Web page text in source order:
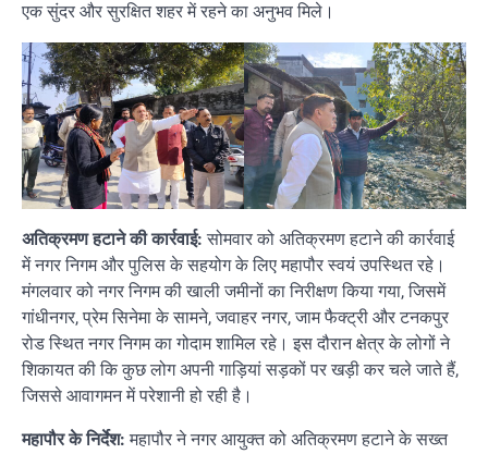
एक सुंदर और सुरक्षित शहर में रहने का अनुभव मिले।
अतिक्रमण हटाने की कार्रवाई: सोमवार को अतिक्रमण हटाने की कार्रवाई
में नगर निगम और पुलिस के सहयोग के लिए महापौर स्वयं उपस्थित रहे।
मंगलवार को नगर निगम की खाली जमीनों का निरीक्षण किया गया, जिसमें
गांधीनगर, प्रेम सिनेमा के सामने, जवाहर नगर, जाम फैक्ट्री और टनकपुर
रोड स्थित नगर निगम का गोदाम शामिल रहे। इस दौरान क्षेत्र के लोगों ने
शिकायत की कि कुछ लोग अपनी गाड़ियां सड़कों पर खड़ी कर चले जाते हैं,
जिससे आवागमन में परेशानी हो रही है।
महापौर के निर्देश: महापौर ने नगर आयुक्त को अतिक्रमण हटाने के सख्त